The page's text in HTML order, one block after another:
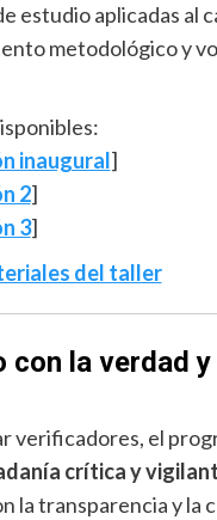
estudio aplicadas al
metodológico y
inaugural]
2]
3]
del taller
con la verdad y
verificadores, el
crítica y
la transparencia y la